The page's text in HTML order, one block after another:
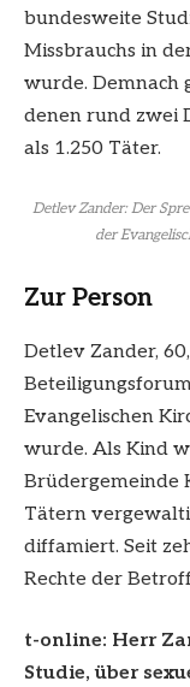
bundesweite
Missbrauchs in
wurde. Demnach
denen rund zwei
als 1.250 Täter.
Detlev Zander: Der
der
Zur Person
Detlev Zander,
Evangelischen
wurde. Als Kind
Brüdergemeinde
Tätern
diffamiert. Seit
Rechte der
t-online: Herr
Studie, über